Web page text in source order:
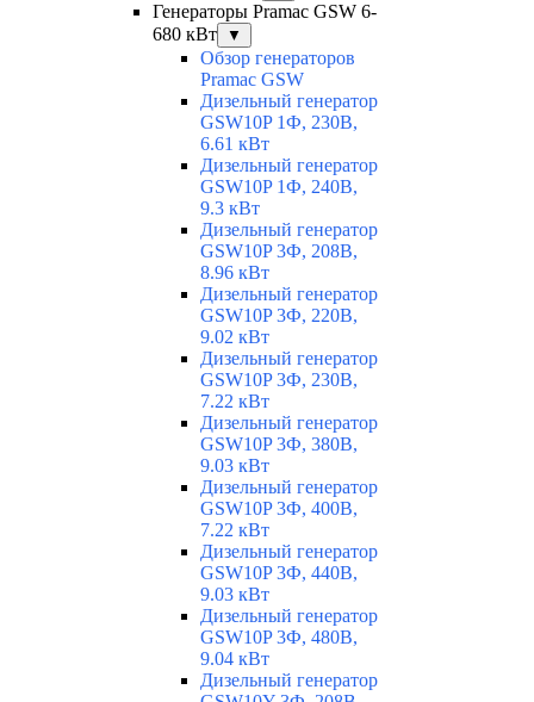
Генераторы Pramac GSW 6-
680 кВт
▼
Обзор генераторов
Pramac GSW
Дизельный генератор
GSW10P 1Ф, 230В,
6.61 кВт
Дизельный генератор
GSW10P 1Ф, 240В,
9.3 кВт
Дизельный генератор
GSW10P 3Ф, 208В,
8.96 кВт
Дизельный генератор
GSW10P 3Ф, 220В,
9.02 кВт
Дизельный генератор
GSW10P 3Ф, 230В,
7.22 кВт
Дизельный генератор
GSW10P 3Ф, 380В,
9.03 кВт
Дизельный генератор
GSW10P 3Ф, 400В,
7.22 кВт
Дизельный генератор
GSW10P 3Ф, 440В,
9.03 кВт
Дизельный генератор
GSW10P 3Ф, 480В,
9.04 кВт
Дизельный генератор